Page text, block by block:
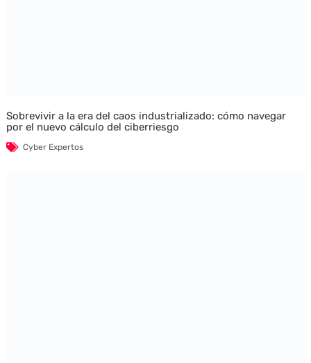
Sobrevivir a la era del caos industrializado: cómo navegar
por el nuevo cálculo del ciberriesgo
Cyber Expertos